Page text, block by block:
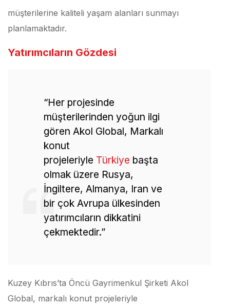
müşterilerine kaliteli yaşam alanları sunmayı
planlamaktadır.
Yatırımcıların Gözdesi
“Her projesinde
müşterilerinden yoğun ilgi
gören Akol Global, Markalı
konut
projeleriyle Türkiye başta
olmak üzere Rusya,
İngiltere, Almanya, Iran ve
bir çok Avrupa ülkesinden
yatırımcıların dikkatini
çekmektedir.”
Kuzey Kıbrıs’ta Öncü Gayrimenkul Şirketi Akol
Global, markalı konut projeleriyle